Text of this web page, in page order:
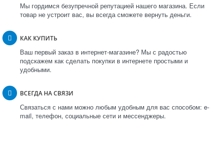
Мы гордимся безупречной репутацией нашего магазина. Если
товар не устроит вас, вы всегда сможете вернуть деньги.
КАК КУПИТЬ
Ваш первый заказ в интернет-магазине? Мы с радостью
подскажем как сделать покупки в интернете простыми и
удобными.
ВСЕГДА НА СВЯЗИ
Связаться с нами можно любым удобным для вас способом: e-
mail, телефон, социальные сети и мессенджеры.